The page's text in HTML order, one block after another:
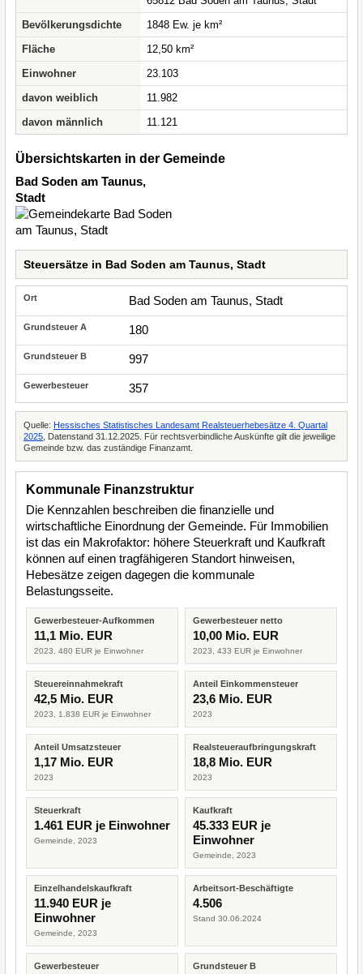
Bevölkerungsdichte
1848 Ew. je km²
Fläche
12,50 km²
Einwohner
23.103
davon weiblich
11.982
davon männlich
11.121
Übersichtskarten in der Gemeinde
Bad Soden am Taunus,
Stadt
Steuersätze in Bad Soden am Taunus, Stadt
Bad Soden am Taunus, Stadt
180
997
357
Quelle: Hessisches Statistisches Landesamt Realsteuerhebesätze 4. Quartal
2025 , Datenstand 31.12.2025. Für rechtsverbindliche Auskünfte gilt die jeweilige
Gemeinde bzw. das zuständige Finanzamt.
Kommunale Finanzstruktur
Die Kennzahlen beschreiben die finanzielle und
wirtschaftliche Einordnung der Gemeinde. Für Immobilien
ist das ein Makrofaktor: höhere Steuerkraft und Kaufkraft
können auf einen tragfähigeren Standort hinweisen,
Hebesätze zeigen dagegen die kommunale
Belastungsseite.
Gewerbesteuer-Aufkommen
11,1 Mio. EUR
2023, 480 EUR je Einwohner
Gewerbesteuer netto
10,00 Mio. EUR
2023, 433 EUR je Einwohner
Steuereinnahmekraft
42,5 Mio. EUR
2023, 1.838 EUR je Einwohner
Anteil Einkommensteuer
23,6 Mio. EUR
2023
Anteil Umsatzsteuer
1,17 Mio. EUR
2023
Realsteueraufbringungskraft
18,8 Mio. EUR
2023
Steuerkraft
1.461 EUR je Einwohner
Gemeinde, 2023
Kaufkraft
45.333 EUR je
Einwohner
Gemeinde, 2023
Einzelhandelskaufkraft
11.940 EUR je
Einwohner
Gemeinde, 2023
Arbeitsort-Beschäftigte
4.506
Stand 30.06.2024
Gewerbesteuer Grundsteuer B